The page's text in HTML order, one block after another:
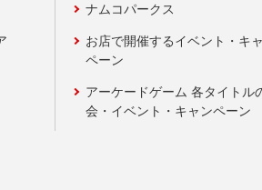
ナムコパークス
お店で開催するイベント・キ
ペーン
アーケードゲーム 各タイトル
会・イベント・キャンペーン